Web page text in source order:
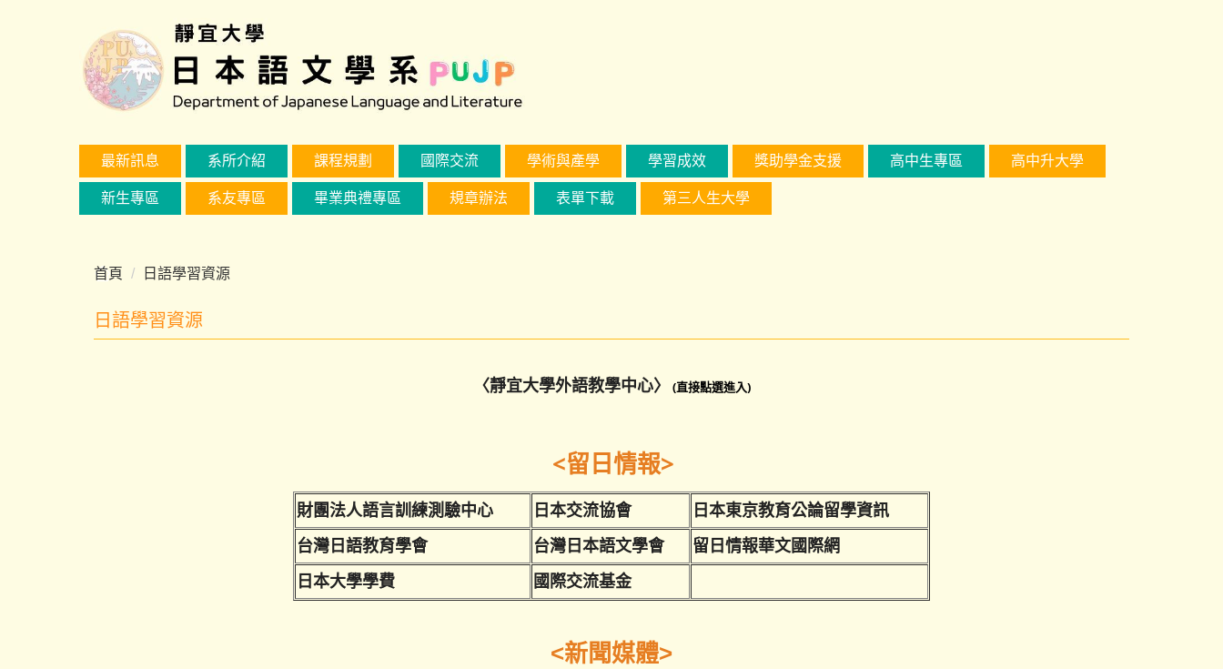
最新訊息
系所介紹 課程規劃 國際交流 學術與產學 學習成效 獎助學金支援 高中生專區 高中升大學
新生專區 系友專區 畢業典禮專區 規章辦法 表單下載 第三人生大學
首頁 日語學習資源
日語學習資源
〈靜宜大學外語教學中心〉 (直接點選進入)
<留日情報>
財團法人語言訓練測驗中心 日本交流協會
日本東京教育公論留學資訊
台灣日語教育學會
台灣日本語文學會
留日情報華文國際網
日本大學學費
國際交流基金
<新聞媒體>